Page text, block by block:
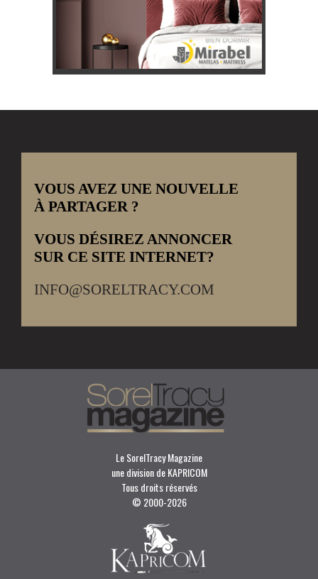
VOUS AVEZ UNE NOUVELLE
À PARTAGER ?
VOUS DÉSIREZ ANNONCER
SUR CE SITE INTERNET?
INFO@SORELTRACY.COM
Le SorelTracy Magazine
une division de KAPRICOM
Tous droits réservés
© 2000-2026